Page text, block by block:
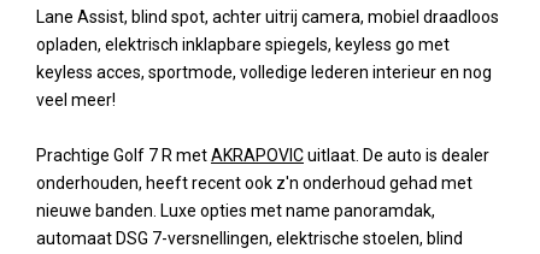
Lane Assist, blind spot, achter uitrij camera, mobiel draadloos
opladen, elektrisch inklapbare spiegels, keyless go met
keyless acces, sportmode, volledige lederen interieur en nog
veel meer!
Prachtige Golf 7 R metAKRAPOVICuitlaat. De auto is dealer
onderhouden, heeft recent ook z'n onderhoud gehad met
nieuwe banden. Luxe opties met name panoramdak,
automaat DSG 7-versnellingen, elektrische stoelen, blind